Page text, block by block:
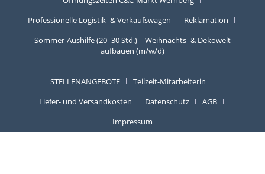
Professionelle Logistik- & Verkaufswagen
Reklamation
Sommer-Aushilfe (20–30 Std.) – Weihnachts- & Dekowelt
aufbauen (m/w/d)
STELLENANGEBOTE
Teilzeit-Mitarbeiterin
Liefer- und Versandkosten
Datenschutz
AGB
Impressum